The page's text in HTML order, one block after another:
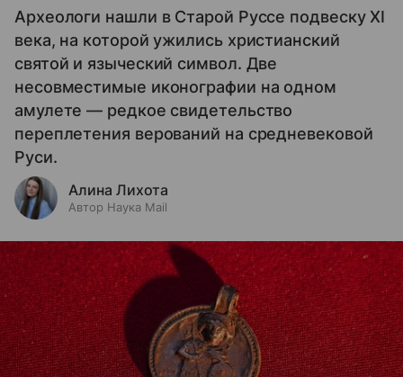
Археологи нашли в Старой Руссе подвеску XI
века, на которой ужились христианский
святой и языческий символ. Две
несовместимые иконографии на одном
амулете — редкое свидетельство
переплетения верований на средневековой
Руси.
Алина Лихота
Автор Наука Mail